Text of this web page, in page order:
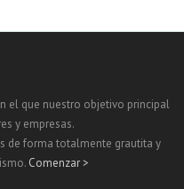
el que nuestro objetivo principal
y empresas.
de forma totalmente grautita y
Comenzar >